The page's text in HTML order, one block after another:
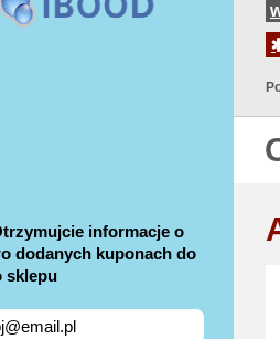
informacje o
dodanych kuponach do
sklepu